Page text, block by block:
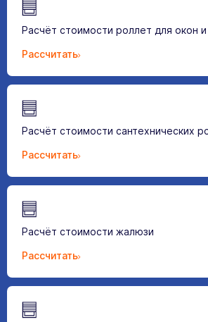
Расчёт стоимости роллет для окон
Рассчитать
Расчёт стоимости сантехнических
Рассчитать
Расчёт стоимости жалюзи
Рассчитать